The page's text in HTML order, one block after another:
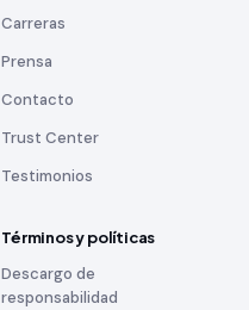
Carreras
Prensa
Contacto
Trust Center
Testimonios
Términos y políticas
Descargo de
responsabilidad